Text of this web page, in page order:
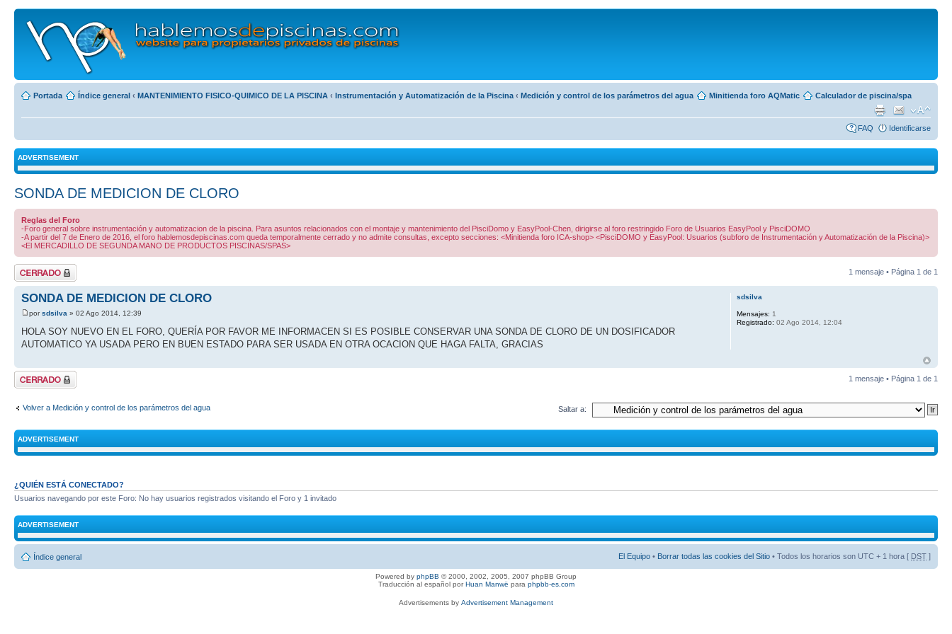
Portada Índice general ‹ MANTENIMIENTO FISICO-QUIMICO DE LA PISCINA ‹ Instrumentación y Automatización de la Piscina ‹ Medición y control de los parámetros del agua Minitienda foro AQMatic Calculador de piscina/spa
FAQ Identificarse
ADVERTISEMENT
SONDA DE MEDICION DE CLORO
Reglas del Foro
-Foro general sobre instrumentación y automatizacion de la piscina. Para asuntos relacionados con el montaje y mantenimiento del PisciDomo y EasyPool-Chen, dirigirse al foro restringido Foro de Usuarios EasyPool y PisciDOMO
-A partir del 7 de Enero de 2016, el foro hablemosdepiscinas.com queda temporalmente cerrado y no admite consultas, excepto secciones: <Minitienda foro ICA-shop> <PisciDOMO y EasyPool: Usuarios (subforo de Instrumentación y Automatización de la Piscina)>
<El MERCADILLO DE SEGUNDA MANO DE PRODUCTOS PISCINAS/SPAS>
Tema cerrado 1 mensaje • Página 1 de 1
SONDA DE MEDICION DE CLORO
porsdsilva » 02 Ago 2014, 12:39
HOLA SOY NUEVO EN EL FORO, QUERÍA POR FAVOR ME INFORMACEN SI ES POSIBLE CONSERVAR UNA SONDA DE CLORO DE UN DOSIFICADOR
AUTOMATICO YA USADA PERO EN BUEN ESTADO PARA SER USADA EN OTRA OCACION QUE HAGA FALTA, GRACIAS
sdsilva
Mensajes: 1
Registrado: 02 Ago 2014, 12:04
Tema cerrado 1 mensaje • Página 1 de 1
Volver a Medición y control de los parámetros del agua Saltar a:
ADVERTISEMENT
¿QUIÉN ESTÁ CONECTADO?
Usuarios navegando por este Foro: No hay usuarios registrados visitando el Foro y 1 invitado
ADVERTISEMENT
Índice general El Equipo • Borrar todas las cookies del Sitio • Todos los horarios son UTC + 1 hora [ DST ]
Powered by phpBB © 2000, 2002, 2005, 2007 phpBB Group
Traducción al español porHuan Manwë para phpbb-es.com
Advertisements by Advertisement Management